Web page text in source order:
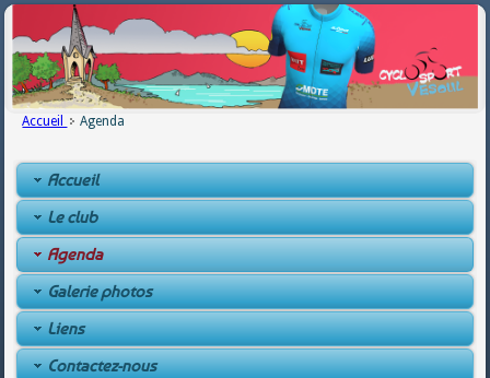
Accueil Agenda
Accueil
Le club
Agenda
Galerie photos
Liens
Contactez-nous